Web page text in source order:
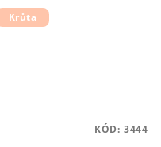
Krůta
KÓD: 3444